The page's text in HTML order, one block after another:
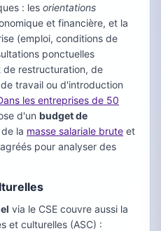
: les orientations
et financière, et la
(emploi, conditions de
ponctuelles
de restructuration, de
travail ou d'introduction
les entreprises de 50
d'un budget de
la masse salariale brute et
pour analyser des
via le CSE couvre aussi la
et culturelles (ASC) :